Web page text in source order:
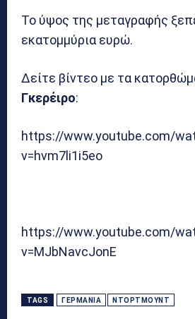
Το ύψος της μεταγραφής
εκατομμύρια ευρώ.
Δείτε βίντεο με τα
Γκερέιρο:
https://www.youtube.com/
v=hvm7li1i5eo
https://www.youtube.com/
v=MJbNavcJonE
TAGS ΓΕΡΜΑΝΊΑ ΝΤΌΡΤΜΟΥΝΤ